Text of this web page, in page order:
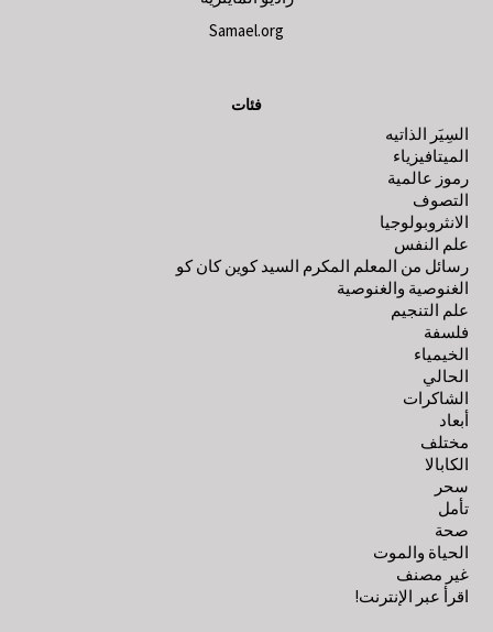
Samael.org
فئات
السِيَر الذاتيه
الميتافيزياء
رموز عالمية
التصوف
الانثروبولوجيا
علم النفس
رسائل من المعلم المكرم السيد كوين كان كو
الغنوصية والغنوصية
علم التنجيم
فلسفة
الخيمياء
الحالي
الشاكرات
أبعاد
مختلف
الكابالا
سحر
تأمل
صحة
الحياة والموت
غير مصنف
اقرأ عبر الإنترنت!